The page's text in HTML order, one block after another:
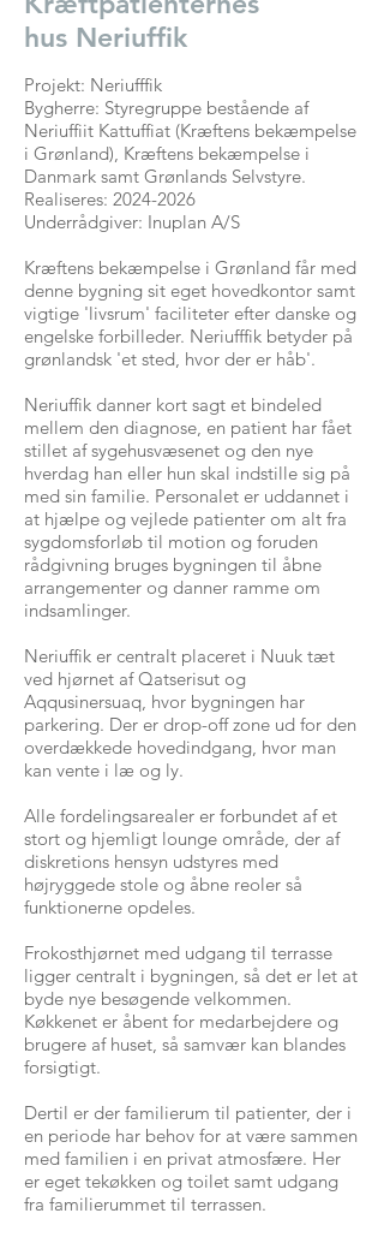
hus Neriuffik
Projekt: Neriufffik
Bygherre: Styregruppe bestående af
Neriuffiit Kattuffiat (Kræftens bekæmpelse
i Grønland), Kræftens bekæmpelse i
Danmark samt Grønlands Selvstyre.
Realiseres: 2024-2026
Underrådgiver: Inuplan A/S
Kræftens bekæmpelse i Grønland får med
denne bygning sit eget hovedkontor samt
vigtige 'livsrum' faciliteter efter danske og
engelske forbilleder. Neriufffik betyder på
grønlandsk 'et sted, hvor der er håb'.
Neriuffik danner kort sagt et bindeled
mellem den diagnose, en patient har fået
stillet af sygehusvæsenet og den nye
hverdag han eller hun skal indstille sig på
med sin familie. Personalet er uddannet i
at hjælpe og vejlede patienter om alt fra
sygdomsforløb til motion og foruden
rådgivning bruges bygningen til åbne
arrangementer og danner ramme om
indsamlinger.
Neriuffik er centralt placeret i Nuuk tæt
ved hjørnet af Qatserisut og
Aqqusinersuaq, hvor bygningen har
parkering. Der er drop-off zone ud for den
overdækkede hovedindgang, hvor man
kan vente i læ og ly.
Alle fordelingsarealer er forbundet af et
stort og hjemligt lounge område, der af
diskretions hensyn udstyres med
højryggede stole og åbne reoler så
funktionerne opdeles.
Frokosthjørnet med udgang til terrasse
ligger centralt i bygningen, så det er let at
byde nye besøgende velkommen.
Køkkenet er åbent for medarbejdere og
brugere af huset, så samvær kan blandes
forsigtigt.
Dertil er der familierum til patienter, der i
en periode har behov for at være sammen
med familien i en privat atmosfære. Her
er eget tekøkken og toilet samt udgang
fra familierummet til terrassen.